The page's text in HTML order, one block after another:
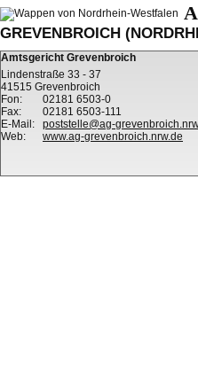
A
GREVENBROICH
Amtsgericht Grevenbroich
Lindenstraße 33 - 37
41515 Grevenbroich
Fon:
02181 6503-0
Fax:
02181 6503-111
E-Mail:
poststelle@ag-
Web:
www.ag-grevenbroich.nrw.de